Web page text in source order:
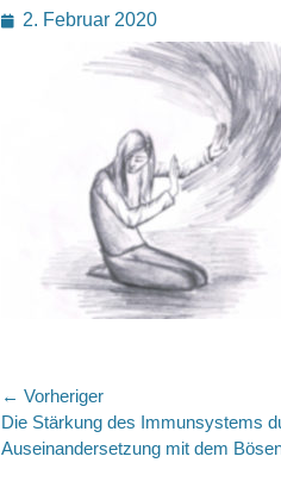
Posted
2. Februar 2020
Beitragsnavigation
← Vorheriger
Vorheriger
Beitrag:
Die Stärkung des Immunsystems
Auseinandersetzung mit dem